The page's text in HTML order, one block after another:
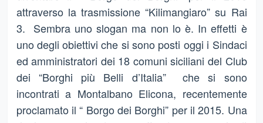
attraverso la trasmissione “Kilimangiaro” su Rai
3. Sembra uno slogan ma non lo è. In effetti è
uno degli obiettivi che si sono posti oggi i Sindaci
ed amministratori dei 18 comuni siciliani del Club
dei “Borghi più Belli d’Italia” che si sono
incontrati a Montalbano Elicona, recentemente
proclamato il “ Borgo dei Borghi” per il 2015. Una